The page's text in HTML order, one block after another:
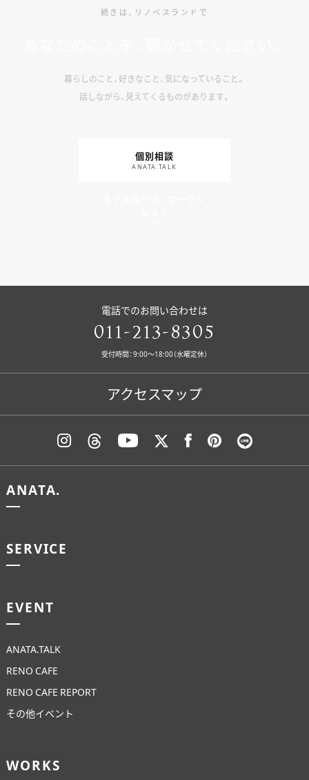
続きは、リノベスランドで
暮らしのこと、好きなこと、気になっていること。
話しながら、見えてくるものがあります。
個別相談
ANATA.TALK
電話でのお問い合わせは
011-213-8305
受付時間：9:00〜18:00（水曜定休）
アクセスマップ
ANATA.
SERVICE
EVENT
ANATA.TALK
RENO CAFE
RENO CAFE REPORT
その他イベント
WORKS